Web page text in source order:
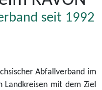
seit 1992
Abfallverband im
Landkreisen mit dem Ziel